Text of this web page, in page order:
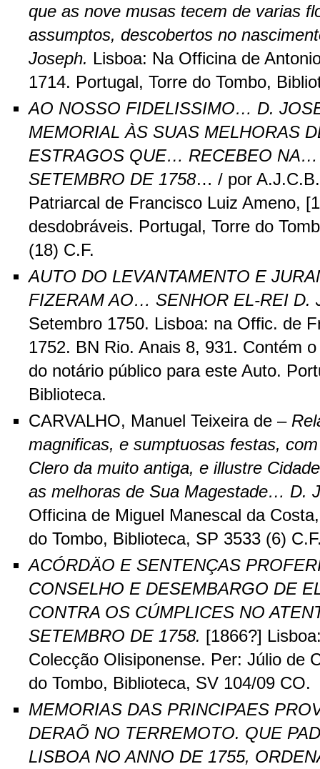
que as nove musas tecem de varias
assumptos, descobertos no
Joseph. Lisboa: Na Officina de
1714. Portugal, Torre do Tombo,
AO NOSSO FIDELISSIMO… D.
MEMORIAL ÀS SUAS MELHORAS
ESTRAGOS QUE… RECEBEO NA…
SETEMBRO DE 1758… / por
Patriarcal de Francisco Luiz Ameno,
desdobráveis. Portugal, Torre do
(18) C.F.
AUTO DO LEVANTAMENTO E
FIZERAM AO… SENHOR EL-REI
Setembro 1750. Lisboa: na Offic. de
1752. BN Rio. Anais 8, 931. Contém
do notário público para este Auto.
Biblioteca.
CARVALHO, Manuel Teixeira de –
magnificas, e sumptuosas festas,
Clero da muito antiga, e illustre
as melhoras de Sua Magestade… D.
Officina de Miguel Manescal da
do Tombo, Biblioteca, SP 3533 (6)
ACÓRDÄO E SENTENÇAS
CONSELHO E DESEMBARGO DE
CONTRA OS CÚMPLICES NO
SETEMBRO DE 1758. [1866?]
Colecção Olisiponense. Per: Júlio de
do Tombo, Biblioteca, SV 104/09 CO.
MEMORIAS DAS PRINCIPAES
DERAÕ NO TERREMOTO. QUE
LISBOA NO ANNO DE 1755,